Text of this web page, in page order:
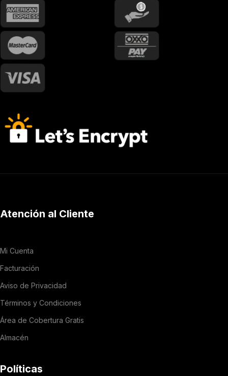
Atención al Cliente
Mi Cuenta
Facturación
Aviso de Privacidad
Términos y Condiciones
Área de Cobertura Gratis
Almacén
Políticas